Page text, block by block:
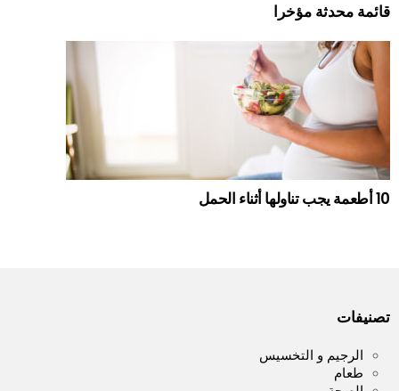
قائمة محدثة مؤخرا
10 أطعمة يجب تناولها أثناء الحمل
تصنيفات
الرجيم و التخسيس
طعام